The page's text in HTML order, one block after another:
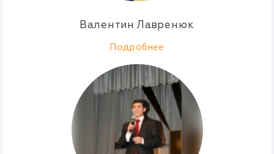
Валентин Лавренюк
Подробнее